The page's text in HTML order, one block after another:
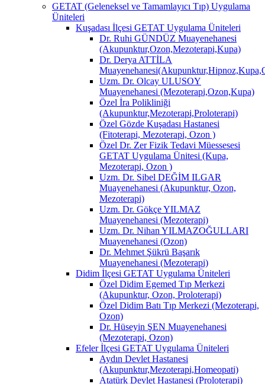
GETAT (Geleneksel ve Tamamlayıcı Tıp) Uygulama
Üniteleri
Kuşadası İlçesi GETAT Uygulama Üniteleri
Dr. Ruhi GÜNDÜZ Muayenehanesi
(Akupunktur,Ozon,Mezoterapi,Kupa)
Dr. Derya ATTİLA
Uzm. Dr. Olcay ULUSOY
Muayenehanesi (Mezoterapi,Ozon,Kupa)
Özel İra Polikliniği
(Akupunktur,Mezoterapi,Proloterapi)
Özel Gözde Kuşadası Hastanesi
(Fitoterapi, Mezoterapi, Ozon )
Özel Dr. Zer Fizik Tedavi Müessesesi
GETAT Uygulama Ünitesi (Kupa,
Mezoterapi, Ozon )
Uzm. Dr. Sibel DEĞİM ILGAR
Muayenehanesi (Akupunktur, Ozon,
Mezoterapi)
Uzm. Dr. Gökçe YILMAZ
Muayenehanesi (Mezoterapi)
Uzm. Dr. Nihan YILMAZOĞULLARI
Muayenehanesi (Ozon)
Dr. Mehmet Şükrü Başarık
Muayenehanesi (Mezoterapi)
Didim İlçesi GETAT Uygulama Üniteleri
Özel Didim Egemed Tıp Merkezi
(Akupunktur, Ozon, Proloterapi)
Özel Didim Batı Tıp Merkezi (Mezoterapi,
Ozon)
Dr. Hüseyin ŞEN Muayenehanesi
(Mezoterapi, Ozon)
Efeler İlçesi GETAT Uygulama Üniteleri
Aydın Devlet Hastanesi
(Akupunktur,Mezoterapi,Homeopati)
Atatürk Devlet Hastanesi (Proloterapi)